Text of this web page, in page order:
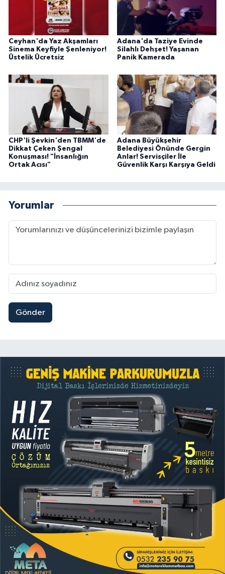
Ceyhan'da Yaz Akşamları
Sinema Keyfiyle Şenleniyor!
Üstelik Ücretsiz
Adana'da Taziye Evinde
Silahlı Dehşet! Yaşanan
Panik Kamerada
CHP'li Şevkin'den TBMM'de
Dikkat Çeken Şengal
Konuşması! "İnsanlığın
Ortak Acısı"
Adana Büyükşehir
Belediyesi Önünde Gergin
Anlar! Servisçiler İle
Güvenlik Karşı Karşıya Geldi
Yorumlar
Gönder